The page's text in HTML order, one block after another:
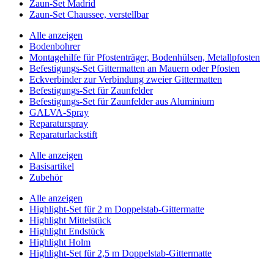
Zaun-Set Madrid
Zaun-Set Chaussee, verstellbar
Alle anzeigen
Bodenbohrer
Montagehilfe für Pfostenträger, Bodenhülsen, Metallpfosten
Befestigungs-Set Gittermatten an Mauern oder Pfosten
Eckverbinder zur Verbindung zweier Gittermatten
Befestigungs-Set für Zaunfelder
Befestigungs-Set für Zaunfelder aus Aluminium
GALVA-Spray
Reparaturspray
Reparaturlackstift
Alle anzeigen
Basisartikel
Zubehör
Alle anzeigen
Highlight-Set für 2 m Doppelstab-Gittermatte
Highlight Mittelstück
Highlight Endstück
Highlight Holm
Highlight-Set für 2,5 m Doppelstab-Gittermatte